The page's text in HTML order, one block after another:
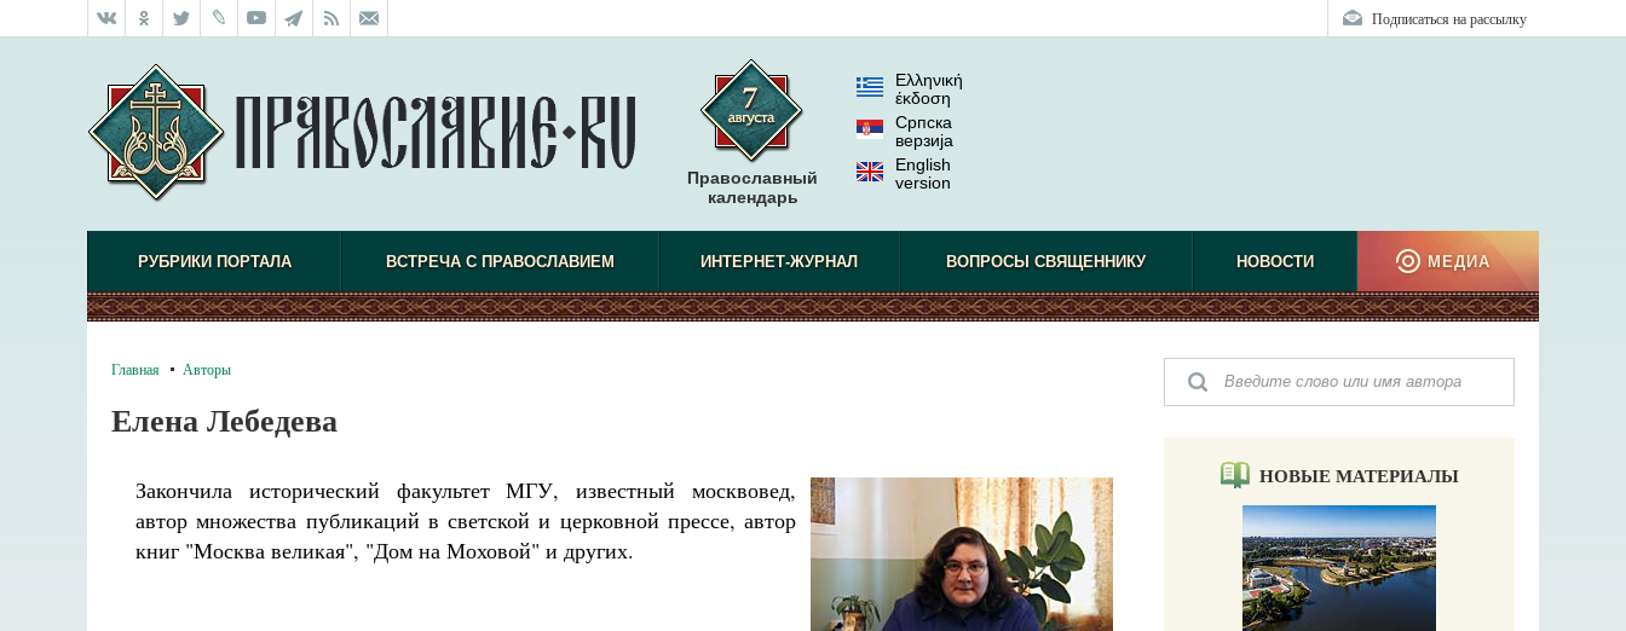
Подписаться на рассылку
Православный
календарь
Ελληνική
έκδοση
Српска
верзиjа
English
version
РУБРИКИ ПОРТАЛА ВСТРЕЧА С ПРАВОСЛАВИЕМ ИНТЕРНЕТ-ЖУРНАЛ ВОПРОСЫ СВЯЩЕННИКУ НОВОСТИ МЕДИА
Главная Авторы
Елена Лебедева
Закончила исторический факультет МГУ, известный москвовед,
автор множества публикаций в светской и церковной прессе, автор
книг "Москва великая", "Дом на Моховой" и других.
НОВЫЕ МАТЕРИАЛЫ